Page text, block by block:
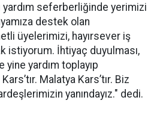
seferberliğinde yerimizi
destek olan
üyelerimizi, hayırsever iş
istiyorum. İhtiyaç duyulması,
yardım toplayıp
Malatya Kars’tır. Biz
yanındayız." dedi.